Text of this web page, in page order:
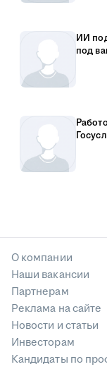
ИИ
под
О компании
Наши вакансии
Партнерам
Реклама на сайте
Новости и статьи
Инвесторам
Кандидаты по